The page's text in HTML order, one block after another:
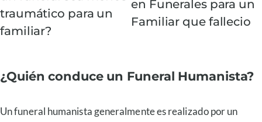
traumático para un
familiar?
en Funerales para un
Familiar que fallecio
¿Quién conduce un Funeral Humanista?
Un funeral humanista generalmente es realizado por un